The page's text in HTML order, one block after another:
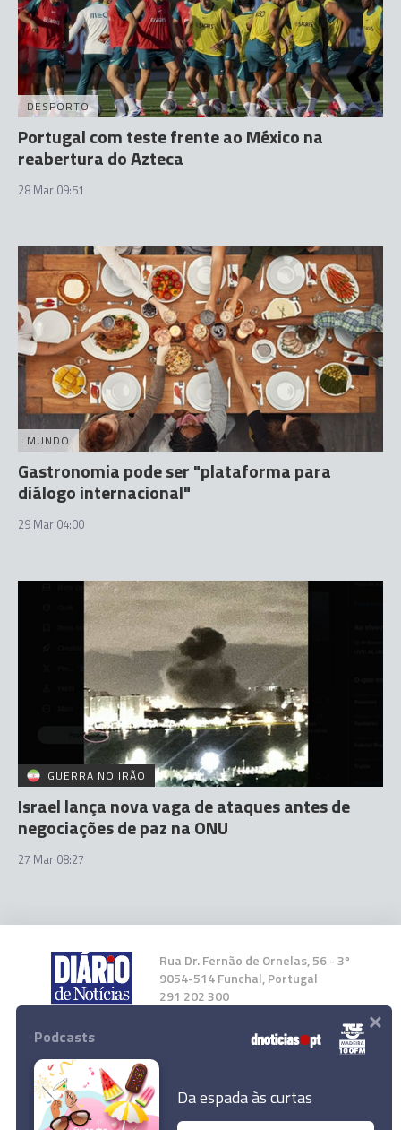
DESPORTO
Portugal com teste frente ao México na
reabertura do Azteca
28 Mar 09:51
MUNDO
Gastronomia pode ser "plataforma para
diálogo internacional"
29 Mar 04:00
GUERRA NO IRÃO
Israel lança nova vaga de ataques antes de
negociações de paz na ONU
27 Mar 08:27
Rua Dr. Fernão de Ornelas, 56 - 3º
9054-514 Funchal, Portugal
291 202 300
Instale a nossa App
Podcasts
Da espada às curtas
×